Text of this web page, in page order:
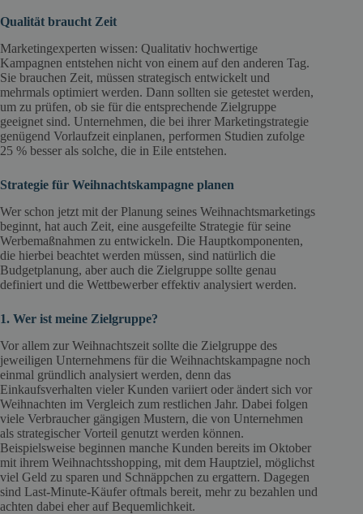
Qualität braucht Zeit
Marketingexperten wissen: Qualitativ hochwertige
Kampagnen entstehen nicht von einem auf den anderen Tag.
Sie brauchen Zeit, müssen strategisch entwickelt und
mehrmals optimiert werden. Dann sollten sie getestet werden,
um zu prüfen, ob sie für die entsprechende Zielgruppe
geeignet sind. Unternehmen, die bei ihrer Marketingstrategie
genügend Vorlaufzeit einplanen, performen Studien zufolge
25 % besser als solche, die in Eile entstehen.
Strategie für Weihnachtskampagne planen
Wer schon jetzt mit der Planung seines Weihnachtsmarketings
beginnt, hat auch Zeit, eine ausgefeilte Strategie für seine
Werbemaßnahmen zu entwickeln. Die Hauptkomponenten,
die hierbei beachtet werden müssen, sind natürlich die
Budgetplanung, aber auch die Zielgruppe sollte genau
definiert und die Wettbewerber effektiv analysiert werden.
1. Wer ist meine Zielgruppe?
Vor allem zur Weihnachtszeit sollte die Zielgruppe des
jeweiligen Unternehmens für die Weihnachtskampagne noch
einmal gründlich analysiert werden, denn das
Einkaufsverhalten vieler Kunden variiert oder ändert sich vor
Weihnachten im Vergleich zum restlichen Jahr. Dabei folgen
viele Verbraucher gängigen Mustern, die von Unternehmen
als strategischer Vorteil genutzt werden können.
Beispielsweise beginnen manche Kunden bereits im Oktober
mit ihrem Weihnachtsshopping, mit dem Hauptziel, möglichst
viel Geld zu sparen und Schnäppchen zu ergattern. Dagegen
sind Last-Minute-Käufer oftmals bereit, mehr zu bezahlen und
achten dabei eher auf Bequemlichkeit.